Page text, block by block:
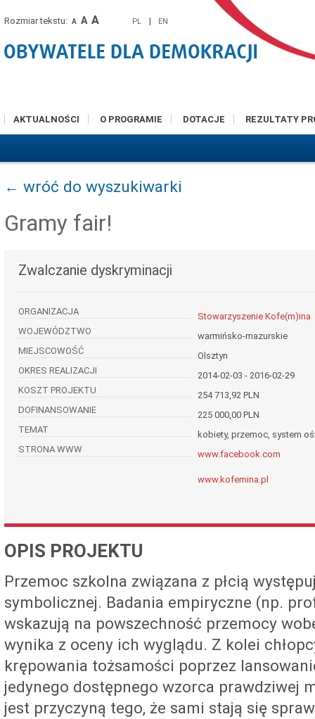
Rozmiar tekstu: A A A PL | EN
AKTUALNOŚCI O PROGRAMIE DOTACJE REZULTATY
← wróć do wyszukiwarki
Gramy fair!
Zwalczanie dyskryminacji
ORGANIZACJA
Stowarzyszenie Kofe(m)ina
WOJEWÓDZTWO
warmińsko-mazurskie
MIEJSCOWOŚĆ
Olsztyn
OKRES REALIZACJI
2014-02-03 - 2016-02-29
KOSZT PROJEKTU
254 713,92 PLN
DOFINANSOWANIE
225 000,00 PLN
TEMAT
kobiety, przemoc, system
STRONA WWW
www.facebook.com
www.kofemina.pl
OPIS PROJEKTU
Przemoc szkolna związana z płcią
symbolicznej. Badania empiryczne (np.
wskazują na powszechność przemocy
wynika z oceny ich wyglądu. Z kolei
krępowania tożsamości poprzez
jedynego dostępnego wzorca prawdziwej
jest przyczyną tego, że sami stają się